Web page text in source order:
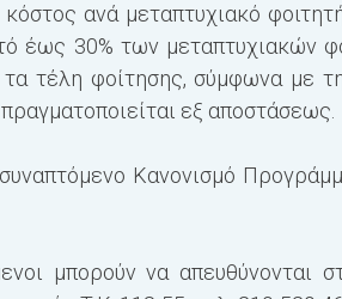
ανά μεταπτυχιακό
έως 30% των μεταπτυχιακών
τα τέλη φοίτησης, σύμφωνα με
εξ αποστάσεως.
Κανονισμό
μπορούν να απευθύνονται